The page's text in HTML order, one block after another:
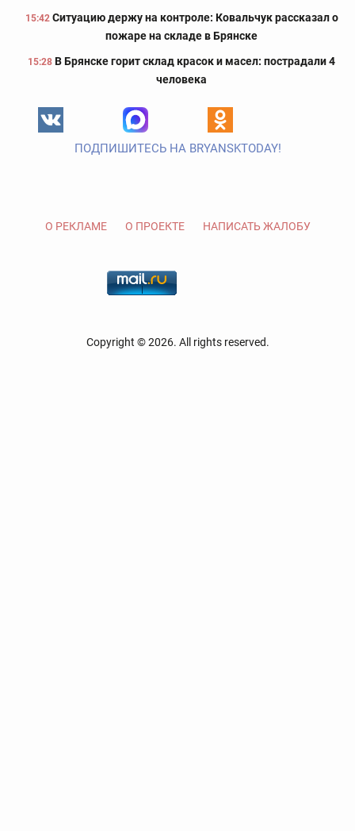
15:42 Ситуацию держу на контроле: Ковальчук рассказал о
пожаре на складе в Брянске
15:28 В Брянске горит склад красок и масел: пострадали 4
человека
ПОДПИШИТЕСЬ НА BRYANSKTODAY!
О РЕКЛАМЕ О ПРОЕКТЕ НАПИСАТЬ ЖАЛОБУ
Copyright © 2026. All rights reserved.